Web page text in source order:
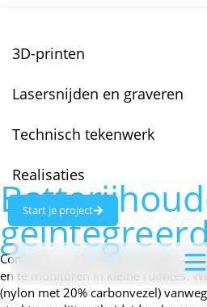
3D-printen
Lasersnijden en graveren
Technisch tekenwerk
Realisaties
Start je project
Compact en robuust ontworpen om
en te monitoren in kleine ruimtes.
(nylon met 20% carbonvezel)